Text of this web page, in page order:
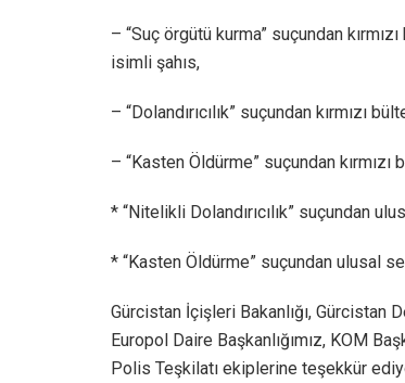
– “Suç örgütü kurma” suçundan
isimli şahıs,
– “Dolandırıcılık” suçundan kırmızı
– “Kasten Öldürme” suçundan
* “Nitelikli Dolandırıcılık” suçundan
* “Kasten Öldürme” suçundan ulusal
Gürcistan İçişleri Bakanlığı,
Europol Daire Başkanlığımız, KOM
Polis Teşkilatı ekiplerine teşekkür